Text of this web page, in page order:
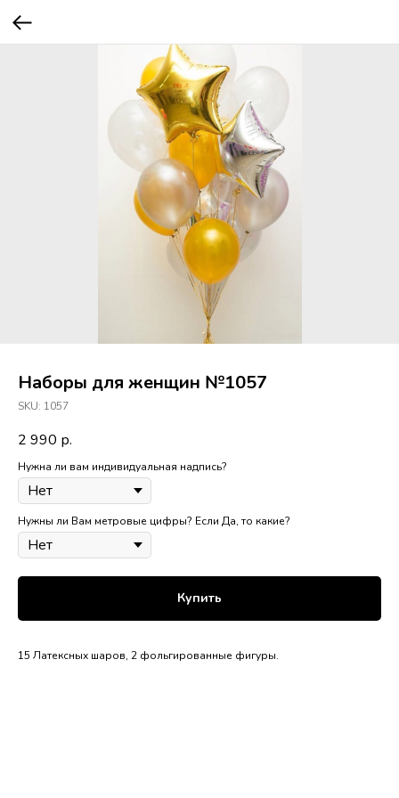
Наборы для женщин №1057
SKU: 1057
2 990 р.
Нужна ли вам индивидуальная надпись?
Нужны ли Вам метровые цифры? Если Да, то какие?
Купить
15 Латексных шаров, 2 фольгированные фигуры.